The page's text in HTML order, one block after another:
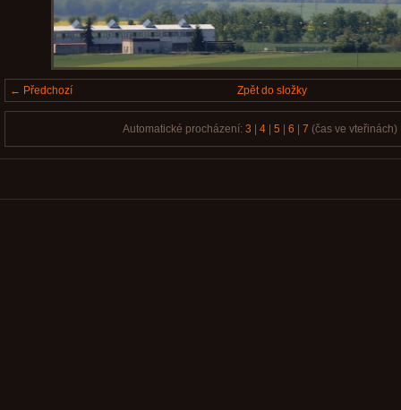
← Předchozí Zpět do složky
Automatické procházení: 3 4| 5| 6 7 (čas ve vteřinách)